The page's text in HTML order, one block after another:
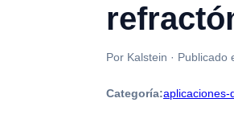
Por Kalstein · Publicado
Categoría:aplicaciones-